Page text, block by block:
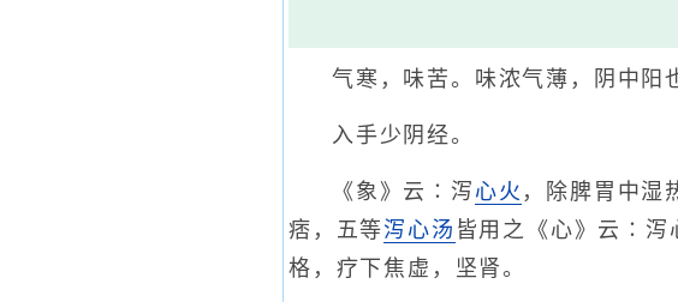
气寒，味苦。味浓气薄，阴中阳
入手少阴经。
《象》云∶泻 心火 ，除脾胃中湿
痞，五等泻心汤 皆用之《心》云∶泻
格，疗下焦虚，坚肾。